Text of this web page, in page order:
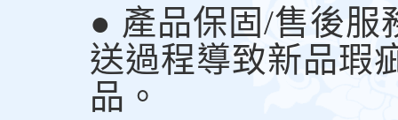
● 產品保固/售後服
送過程導致新品瑕
品。